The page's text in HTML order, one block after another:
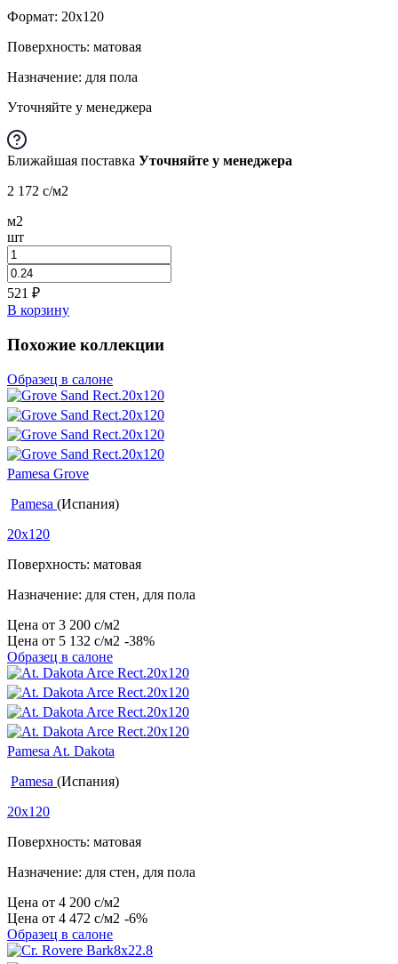
Формат: 20x120
Поверхность: матовая
Назначение: для пола
Уточняйте у менеджера
Ближайшая поставка Уточняйте у менеджера
2 172 c/м2
м2
шт
521 ₽
В корзину
Похожие коллекции
Образец в салоне
Pamesa Grove
Pamesa (Испания)
20x120
Поверхность: матовая
Назначение: для стен, для пола
Цена от 3 200 c/м2
Цена от 5 132 c/м2 -38%
Образец в салоне
Pamesa At. Dakota
Pamesa (Испания)
20x120
Поверхность: матовая
Назначение: для стен, для пола
Цена от 4 200 c/м2
Цена от 4 472 c/м2 -6%
Образец в салоне